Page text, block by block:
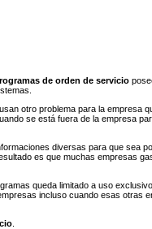
de orden de servicio
otro problema para la empresa
se está fuera de la empresa
diversas para que sea
es que muchas empresas
queda limitado a uso
incluso cuando esas otras